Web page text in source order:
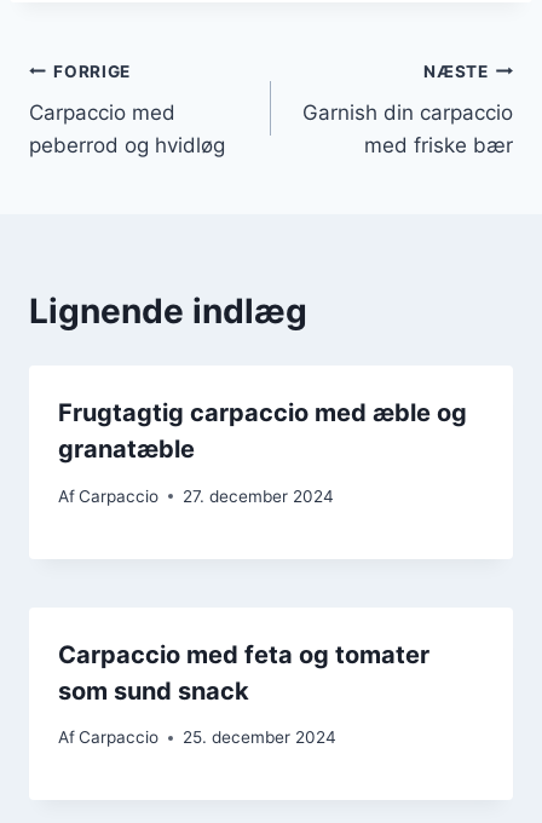
Indlægsnavigation
FORRIGE
Carpaccio med
peberrod og hvidløg
NÆSTE
Garnish din carpaccio
med friske bær
Lignende indlæg
Frugtagtig carpaccio med æble og
granatæble
AfCarpaccio 27. december 2024
Carpaccio med feta og tomater
som sund snack
AfCarpaccio 25. december 2024